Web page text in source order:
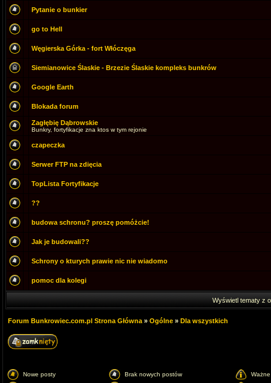
Pytanie o bunkier
go to Hell
Węgierska Górka - fort Włóczęga
Siemianowice Ślaskie - Brzezie Ślaskie kompleks bunkrów
Google Earth
Blokada forum
Zagłębię Dąbrowskie
Bunkry, fortyfikacje zna ktos w tym rejonie
czapeczka
Serwer FTP na zdięcia
TopLista Fortyfikacje
??
budowa schronu? proszę pomóżcie!
Jak je budowali??
Schrony o kturych prawie nic nie wiadomo
pomoc dla kolegi
Wyświetl tematy z
Forum Bunkrowiec.com.pl Strona Główna » Ogólne » Dla wszystkich
Nowe posty Brak nowych postów